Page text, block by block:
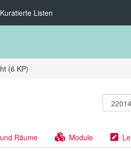
Kuratierte Listen
(6 KP)
Räume Module